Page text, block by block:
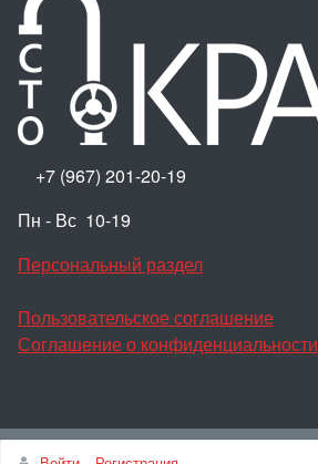
+7 (967) 201-20-19
Пн - Вс 10-19
Персональный раздел
Пользовательское соглашение
Соглашение о конфиденциальности
Наверх